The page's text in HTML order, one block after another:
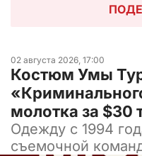
02 августа 2026, 17:00
Костюм Умы
молотка за $30
Одежду с 1994
съемочной